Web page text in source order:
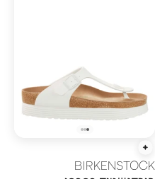
הוספה מהירה
BIRKENSTOCK